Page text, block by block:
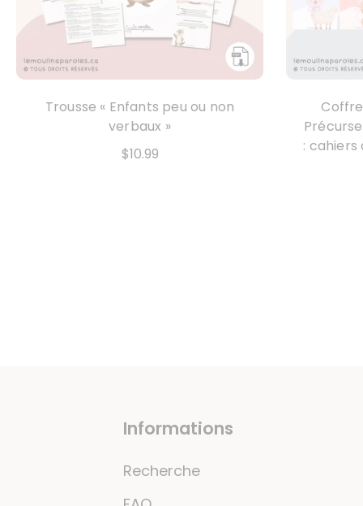
Trousse « Enfants peu ou non
verbaux »
$10.99
: cahiers
Informations
Recherche